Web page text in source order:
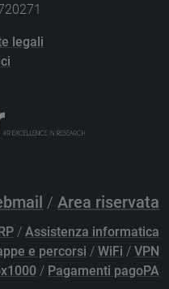
legali
/ Area riservata
/ Assistenza informatica
e percorsi / WiFi / VPN
/ Pagamenti pagoPA